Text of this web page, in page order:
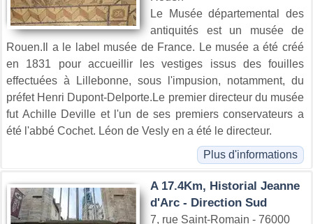
Le Musée départemental des
antiquités est un musée de
Rouen.Il a le label musée de France. Le musée a été créé
en 1831 pour accueillir les vestiges issus des fouilles
effectuées à Lillebonne, sous l'impusion, notamment, du
préfet Henri Dupont-Delporte.Le premier directeur du musée
fut Achille Deville et l'un de ses premiers conservateurs a
été l'abbé Cochet. Léon de Vesly en a été le directeur.
Plus d'informations
A 17.4Km, Historial Jeanne
d'Arc - Direction Sud
7, rue Saint-Romain - 76000